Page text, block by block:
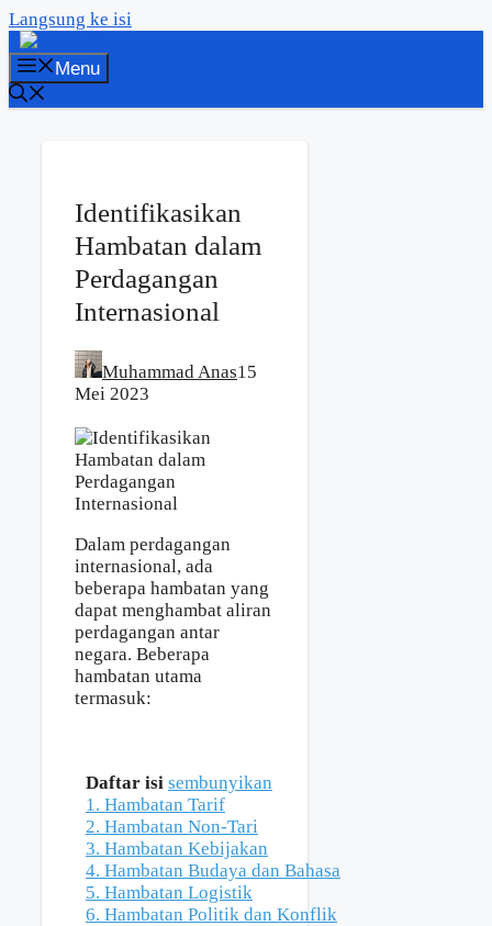
Langsung ke isi
Menu
Identifikasikan
Hambatan dalam
Perdagangan
Internasional
Muhammad Anas15
Mei 2023
Dalam perdagangan
internasional, ada
beberapa hambatan yang
dapat menghambat aliran
perdagangan antar
negara. Beberapa
hambatan utama
termasuk:
Daftar isi sembunyikan
1. Hambatan Tarif
2. Hambatan Non-Tari
3. Hambatan Kebijakan
4. Hambatan Budaya dan Bahasa
5. Hambatan Logistik
6. Hambatan Politik dan Konflik